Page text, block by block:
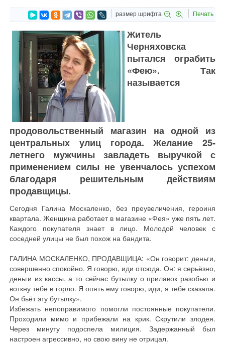
размер шрифта Печать
Житель
Черняховска
пытался ограбить
«Фею». Так
называется
продовольственный магазин на одной из
центральных улиц города. Желание 25-
летнего мужчины завладеть выручкой с
применением силы не увенчалось успехом
благодаря решительным действиям
продавщицы.
Сегодня Галина Москаленко, без преувеличения, героиня
квартала. Женщина работает в магазине «Фея» уже пять лет.
Каждого покупателя знает в лицо. Молодой человек с
соседней улицы не был похож на бандита.
ГАЛИНА МОСКАЛЕНКО, ПРОДАВЩИЦА: «Он говорит: деньги,
совершенно спокойно. Я говорю, иди отсюда. Он: я серьёзно,
деньги из кассы, а то сейчас бутылку о прилавок разобью и
воткну тебе в горло. Я опять ему говорю, иди, я тебе сказала.
Он бьёт эту бутылку».
Избежать непоправимого помогли постоянные покупатели.
Проходили мимо и прибежали на крик. Скрутили злодея.
Через минуту подоспела милиция. Задержанный был
настроен агрессивно, но свою вину не отрицал.